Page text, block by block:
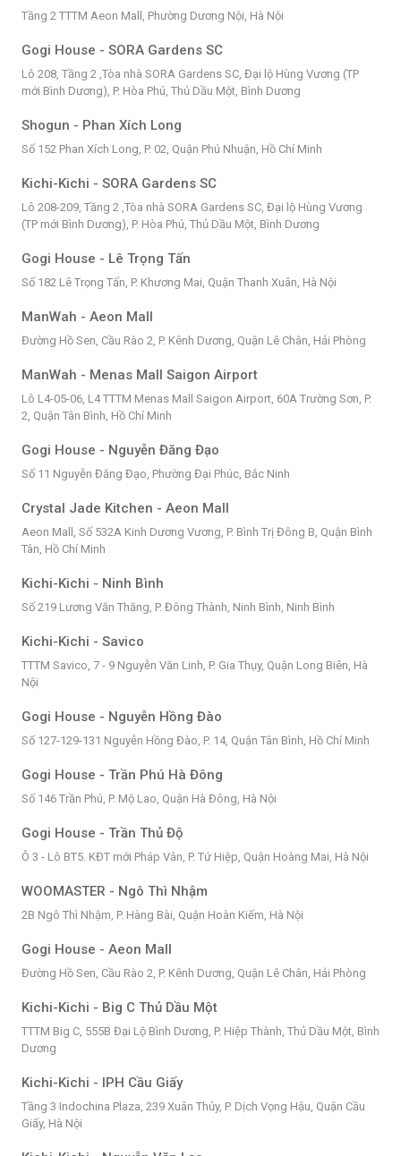
Tầng 2 TTTM Aeon Mall, Phường Dương Nội, Hà Nội
Gogi House - SORA Gardens SC
Lô 208, Tầng 2 ,Tòa nhà SORA Gardens SC, Đại lộ Hùng Vương (TP
mới Bình Dương), P. Hòa Phú, Thủ Dầu Một, Bình Dương
Shogun - Phan Xích Long
Số 152 Phan Xích Long, P. 02, Quận Phú Nhuận, Hồ Chí Minh
Kichi-Kichi - SORA Gardens SC
Lô 208-209, Tầng 2 ,Tòa nhà SORA Gardens SC, Đại lộ Hùng Vương
(TP mới Bình Dương), P. Hòa Phú, Thủ Dầu Một, Bình Dương
Gogi House - Lê Trọng Tấn
Số 182 Lê Trọng Tấn, P. Khương Mai, Quận Thanh Xuân, Hà Nội
ManWah - Aeon Mall
Đường Hồ Sen, Cầu Rào 2, P. Kênh Dương, Quận Lê Chân, Hải Phòng
ManWah - Menas Mall Saigon Airport
Lô L4-05-06, L4 TTTM Menas Mall Saigon Airport, 60A Trường Sơn, P.
2, Quận Tân Bình, Hồ Chí Minh
Gogi House - Nguyễn Đăng Đạo
Số 11 Nguyễn Đăng Đạo, Phường Đại Phúc, Bắc Ninh
Crystal Jade Kitchen - Aeon Mall
Aeon Mall, Số 532A Kinh Dương Vương, P. Bình Trị Đông B, Quận Bình
Tân, Hồ Chí Minh
Kichi-Kichi - Ninh Bình
Số 219 Lương Văn Thăng, P. Đông Thành, Ninh Bình, Ninh Bình
Kichi-Kichi - Savico
TTTM Savico, 7 - 9 Nguyễn Văn Linh, P. Gia Thụy, Quận Long Biên, Hà
Nội
Gogi House - Nguyễn Hồng Đào
Số 127-129-131 Nguyễn Hồng Đào, P. 14, Quận Tân Bình, Hồ Chí Minh
Gogi House - Trần Phú Hà Đông
Số 146 Trần Phú, P. Mộ Lao, Quận Hà Đông, Hà Nội
Gogi House - Trần Thủ Độ
Ô 3 - Lô BT5. KĐT mới Pháp Vân, P. Tứ Hiệp, Quận Hoàng Mai, Hà Nội
WOOMASTER - Ngô Thì Nhậm
2B Ngô Thì Nhậm, P. Hàng Bài, Quận Hoàn Kiếm, Hà Nội
Gogi House - Aeon Mall
Đường Hồ Sen, Cầu Rào 2, P. Kênh Dương, Quận Lê Chân, Hải Phòng
Kichi-Kichi - Big C Thủ Dầu Một
TTTM Big C, 555B Đại Lộ Bình Dương, P. Hiệp Thành, Thủ Dầu Một, Bình
Dương
Kichi-Kichi - IPH Cầu Giấy
Tầng 3 Indochina Plaza, 239 Xuân Thủy, P. Dịch Vọng Hậu, Quận Cầu
Giấy, Hà Nội